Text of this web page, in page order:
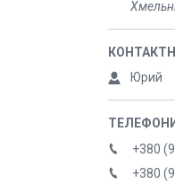
Юрий
+380
+380